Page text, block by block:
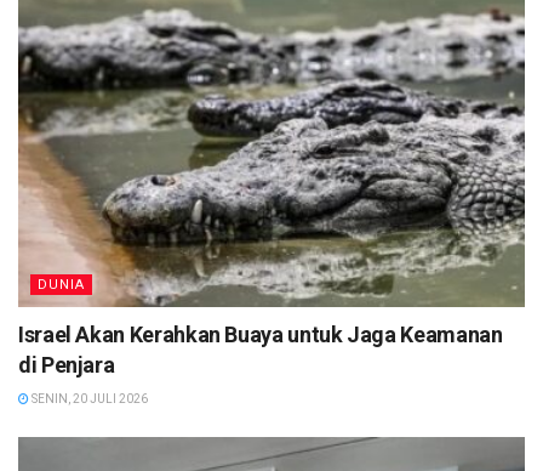
DUNIA
Israel Akan Kerahkan Buaya untuk Jaga Keamanan
di Penjara
SENIN, 20 JULI 2026